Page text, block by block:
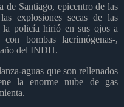
de Santiago, epicentro de las
explosiones secas de las
la policía hirió en sus ojos a
bombas lacrimógenas-,
año del INDH.
aguas que son rellenados
la enorme nube de gas